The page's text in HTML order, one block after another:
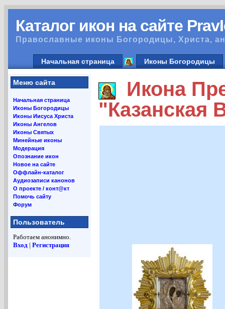
Каталог икон на сайте
Православные иконы Богородицы, Христа,
Начальная страница Иконы Богородицы
Меню сайта
Начальная страница
Иконы Богородицы
Иконы Иисуса Христа
Иконы Ангелов
Иконы Святых
Минейные иконы
Модерация
Опознание икон
Новое на сайте
Оффлайн-каталог
Аудиозаписи канонов
О проекте / конт@кт
Помочь сайту
Форум
Пользователь
Работаем анонимно.
Вход | Регистрация
Икона
"Казанская